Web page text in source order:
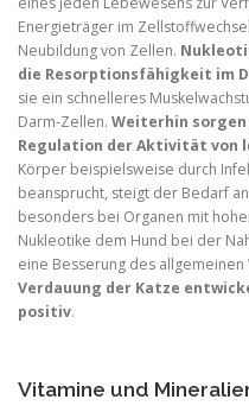
Energieträger im
Neubildung von Zellen.
die Resorptionsfähigkeit im
sie ein schnelleres
Darm-Zellen. Weiterhin
Regulation der Aktivität von
Körper beispielsweise durch
beansprucht, steigt der Bedarf
besonders bei Organen mit
Nukleotike dem Hund bei der
eine Besserung des
Verdauung der Katze
positiv.
Vitamine und